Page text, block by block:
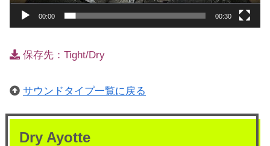
00:00 00:30
保存先：Tight/Dry
サウンドタイプ一覧に戻る
Dry Ayotte